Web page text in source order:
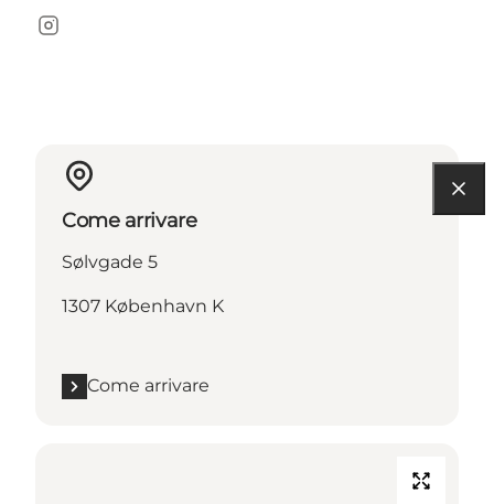
Instagram
Come arrivare
Sølvgade 5
1307 København K
Come arrivare